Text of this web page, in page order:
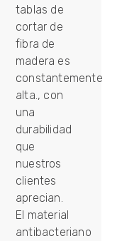
tablas de
cortar de
fibra de
madera es
constantemente
alta., con
una
durabilidad
que
nuestros
clientes
aprecian.
El material
antibacteriano